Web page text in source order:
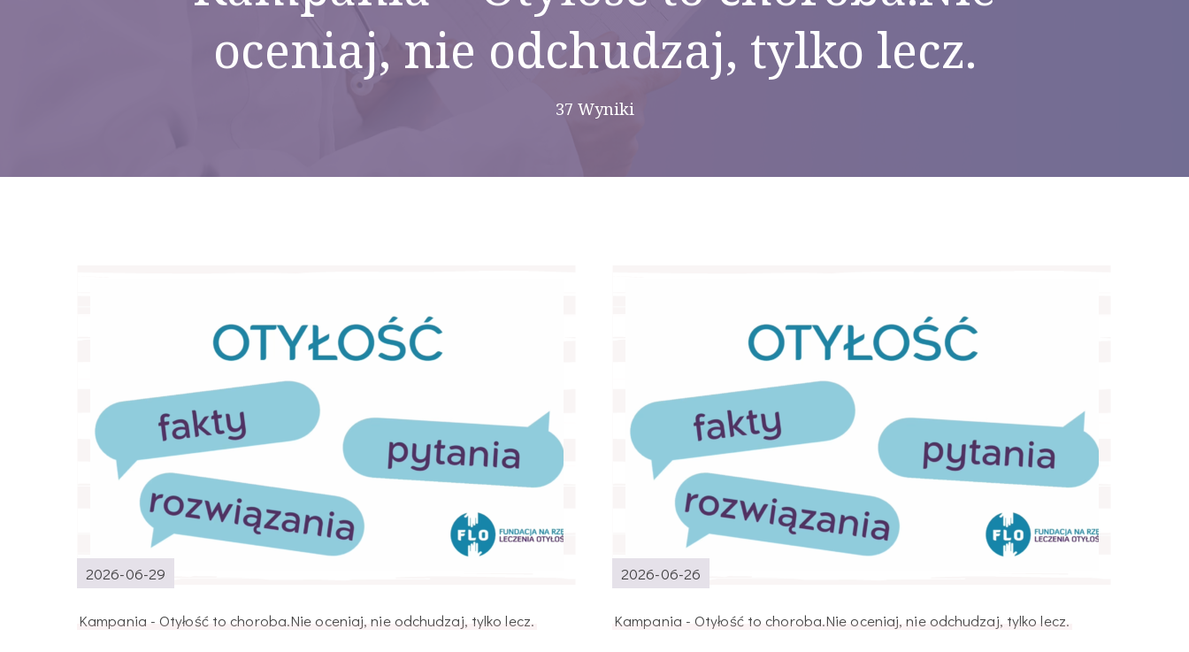
oceniaj, nie odchudzaj, tylko lecz.
37 Wyniki
2026-06-29
Kampania - Otyłość to choroba.Nie oceniaj, nie odchudzaj, tylko lecz.
2026-06-26
Kampania - Otyłość to choroba.Nie oceniaj, nie odchudzaj, tylko lecz.